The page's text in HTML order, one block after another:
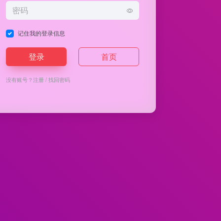
记住我的登录信息
登录 首页
没有账号？注册/找回密码